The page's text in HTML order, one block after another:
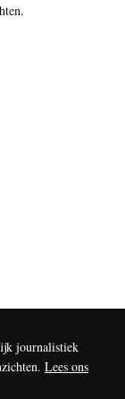
journalistiek
Lees ons